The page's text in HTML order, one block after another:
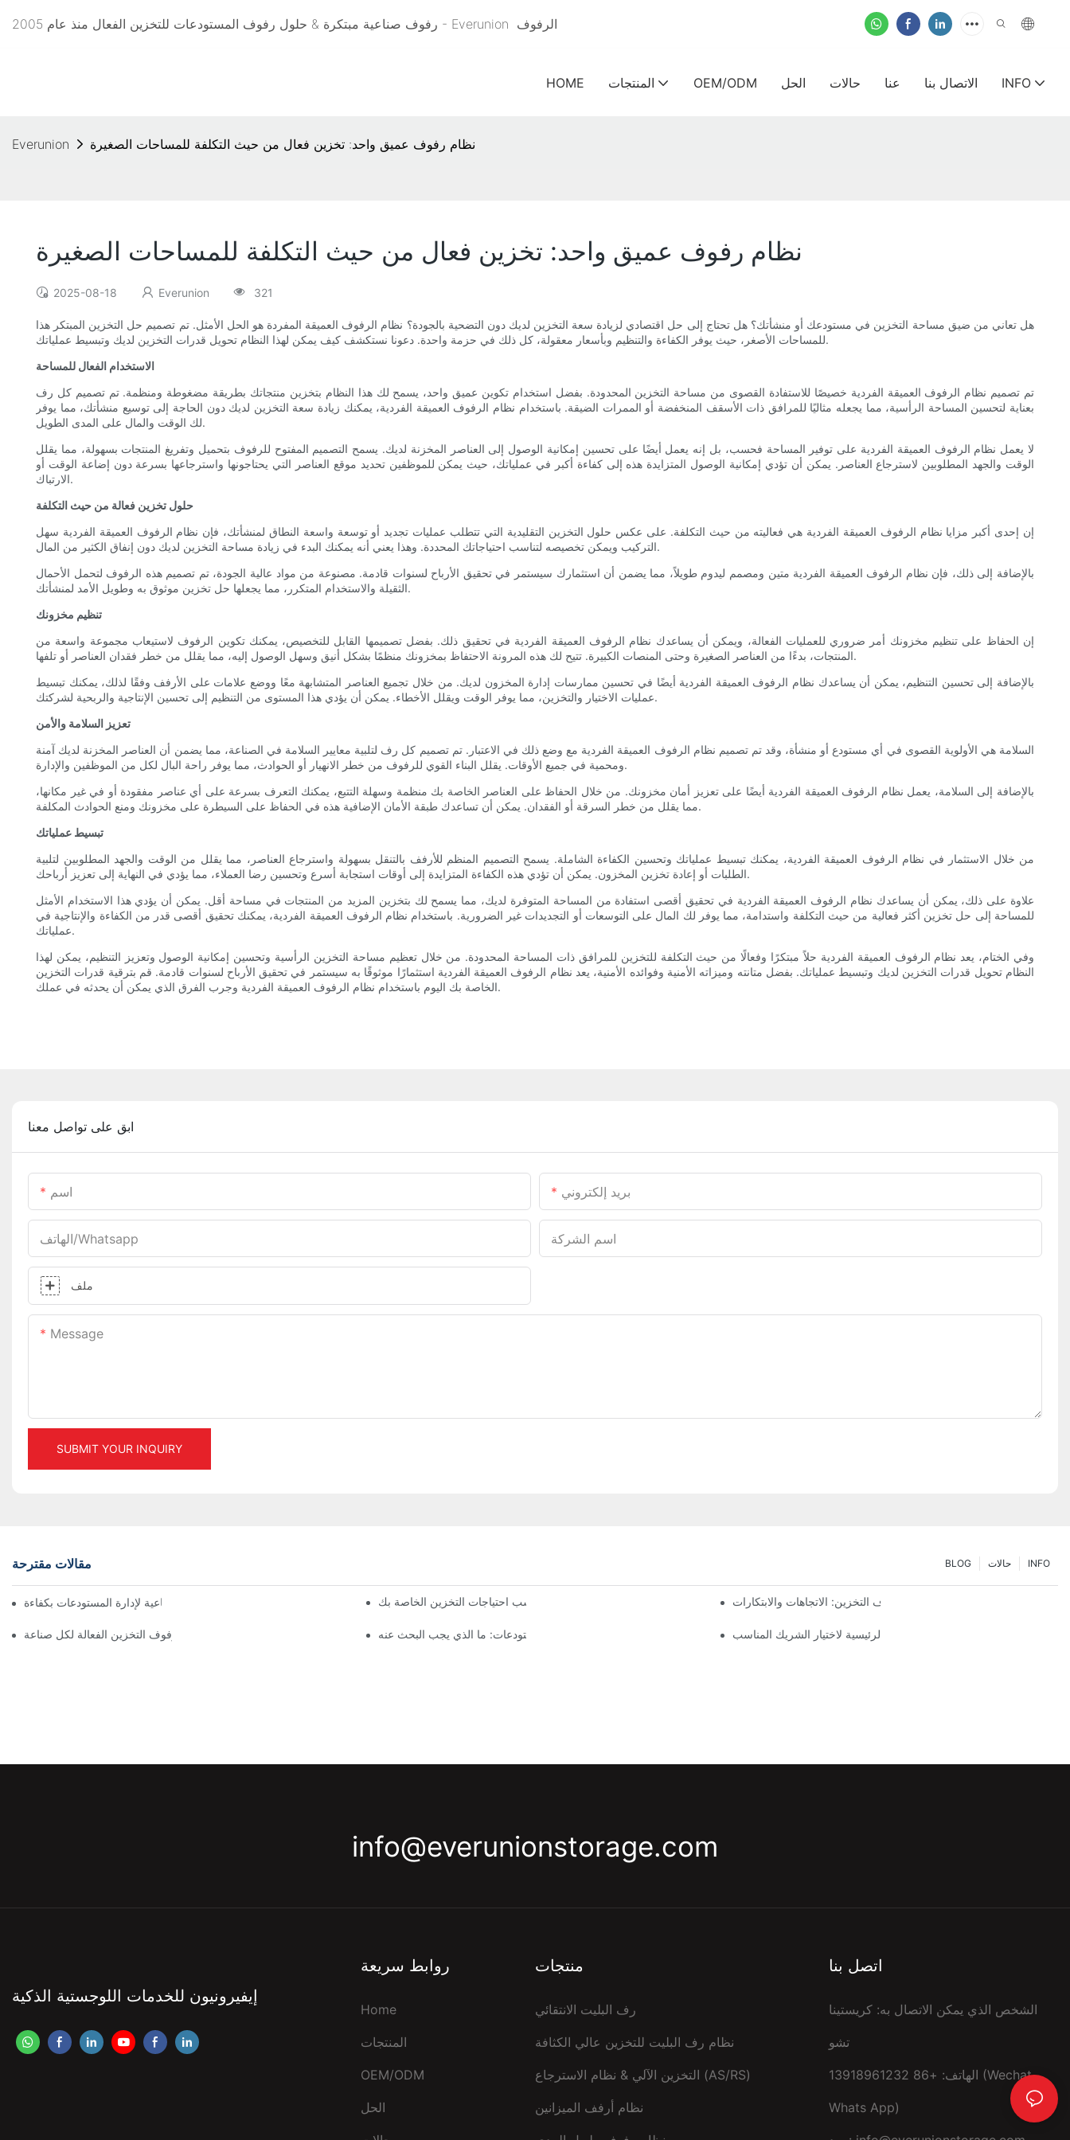
رفوف صناعية مبتكرة & حلول رفوف المستودعات للتخزين الفعال منذ عام 2005 - Everunion الرفوف
HOME المنتجات OEM/ODM الحل حالات عنا الاتصال بنا INFO
Everunion نظام رفوف عميق واحد: تخزين فعال من حيث التكلفة للمساحات الصغيرة
نظام رفوف عميق واحد: تخزين فعال من حيث التكلفة للمساحات الصغيرة
2025-08-18 Everunion 321
هل تعاني من ضيق مساحة التخزين في مستودعك أو منشأتك؟ هل تحتاج إلى حل اقتصادي لزيادة سعة التخزين لديك دون التضحية بالجودة؟ نظام الرفوف العميقة المفردة هو الحل الأمثل. تم تصميم حل التخزين المبتكر هذا
للمساحات الأصغر، حيث يوفر الكفاءة والتنظيم وبأسعار معقولة، كل ذلك في حزمة واحدة. دعونا نستكشف كيف يمكن لهذا النظام تحويل قدرات التخزين لديك وتبسيط عملياتك.
الاستخدام الفعال للمساحة
تم تصميم نظام الرفوف العميقة الفردية خصيصًا للاستفادة القصوى من مساحة التخزين المحدودة. بفضل استخدام تكوين عميق واحد، يسمح لك هذا النظام بتخزين منتجاتك بطريقة مضغوطة ومنظمة. تم تصميم كل رف
بعناية لتحسين المساحة الرأسية، مما يجعله مثاليًا للمرافق ذات الأسقف المنخفضة أو الممرات الضيقة. باستخدام نظام الرفوف العميقة الفردية، يمكنك زيادة سعة التخزين لديك دون الحاجة إلى توسيع منشأتك، مما يوفر
لك الوقت والمال على المدى الطويل.
لا يعمل نظام الرفوف العميقة الفردية على توفير المساحة فحسب، بل إنه يعمل أيضًا على تحسين إمكانية الوصول إلى العناصر المخزنة لديك. يسمح التصميم المفتوح للرفوف بتحميل وتفريغ المنتجات بسهولة، مما يقلل
الوقت والجهد المطلوبين لاسترجاع العناصر. يمكن أن تؤدي إمكانية الوصول المتزايدة هذه إلى كفاءة أكبر في عملياتك، حيث يمكن للموظفين تحديد موقع العناصر التي يحتاجونها واسترجاعها بسرعة دون إضاعة الوقت أو
الارتباك.
حلول تخزين فعالة من حيث التكلفة
إن إحدى أكبر مزايا نظام الرفوف العميقة الفردية هي فعاليته من حيث التكلفة. على عكس حلول التخزين التقليدية التي تتطلب عمليات تجديد أو توسعة واسعة النطاق لمنشأتك، فإن نظام الرفوف العميقة الفردية سهل
التركيب ويمكن تخصيصه لتناسب احتياجاتك المحددة. وهذا يعني أنه يمكنك البدء في زيادة مساحة التخزين لديك دون إنفاق الكثير من المال.
بالإضافة إلى ذلك، فإن نظام الرفوف العميقة الفردية متين ومصمم ليدوم طويلاً، مما يضمن أن استثمارك سيستمر في تحقيق الأرباح لسنوات قادمة. مصنوعة من مواد عالية الجودة، تم تصميم هذه الرفوف لتحمل الأحمال
الثقيلة والاستخدام المتكرر، مما يجعلها حل تخزين موثوق به وطويل الأمد لمنشأتك.
تنظيم مخزونك
إن الحفاظ على تنظيم مخزونك أمر ضروري للعمليات الفعالة، ويمكن أن يساعدك نظام الرفوف العميقة الفردية في تحقيق ذلك. بفضل تصميمها القابل للتخصيص، يمكنك تكوين الرفوف لاستيعاب مجموعة واسعة من
المنتجات، بدءًا من العناصر الصغيرة وحتى المنصات الكبيرة. تتيح لك هذه المرونة الاحتفاظ بمخزونك منظمًا بشكل أنيق وسهل الوصول إليه، مما يقلل من خطر فقدان العناصر أو تلفها.
بالإضافة إلى تحسين التنظيم، يمكن أن يساعدك نظام الرفوف العميقة الفردية أيضًا في تحسين ممارسات إدارة المخزون لديك. من خلال تجميع العناصر المتشابهة معًا ووضع علامات على الأرفف وفقًا لذلك، يمكنك تبسيط
عمليات الاختيار والتخزين، مما يوفر الوقت ويقلل الأخطاء. يمكن أن يؤدي هذا المستوى من التنظيم إلى تحسين الإنتاجية والربحية لشركتك.
تعزيز السلامة والأمن
السلامة هي الأولوية القصوى في أي مستودع أو منشأة، وقد تم تصميم نظام الرفوف العميقة الفردية مع وضع ذلك في الاعتبار. تم تصميم كل رف لتلبية معايير السلامة في الصناعة، مما يضمن أن العناصر المخزنة لديك آمنة
ومحمية في جميع الأوقات. يقلل البناء القوي للرفوف من خطر الانهيار أو الحوادث، مما يوفر راحة البال لكل من الموظفين والإدارة.
بالإضافة إلى السلامة، يعمل نظام الرفوف العميقة الفردية أيضًا على تعزيز أمان مخزونك. من خلال الحفاظ على العناصر الخاصة بك منظمة وسهلة التتبع، يمكنك التعرف بسرعة على أي عناصر مفقودة أو في غير مكانها،
مما يقلل من خطر السرقة أو الفقدان. يمكن أن تساعدك طبقة الأمان الإضافية هذه في الحفاظ على السيطرة على مخزونك ومنع الحوادث المكلفة.
تبسيط عملياتك
من خلال الاستثمار في نظام الرفوف العميقة الفردية، يمكنك تبسيط عملياتك وتحسين الكفاءة الشاملة. يسمح التصميم المنظم للأرفف بالتنقل بسهولة واسترجاع العناصر، مما يقلل من الوقت والجهد المطلوبين لتلبية
الطلبات أو إعادة تخزين المخزون. يمكن أن تؤدي هذه الكفاءة المتزايدة إلى أوقات استجابة أسرع وتحسين رضا العملاء، مما يؤدي في النهاية إلى تعزيز أرباحك.
علاوة على ذلك، يمكن أن يساعدك نظام الرفوف العميقة الفردية في تحقيق أقصى استفادة من المساحة المتوفرة لديك، مما يسمح لك بتخزين المزيد من المنتجات في مساحة أقل. يمكن أن يؤدي هذا الاستخدام الأمثل
للمساحة إلى حل تخزين أكثر فعالية من حيث التكلفة واستدامة، مما يوفر لك المال على التوسعات أو التجديدات غير الضرورية. باستخدام نظام الرفوف العميقة الفردية، يمكنك تحقيق أقصى قدر من الكفاءة والإنتاجية في
عملياتك.
وفي الختام، يعد نظام الرفوف العميقة الفردية حلاً مبتكرًا وفعالًا من حيث التكلفة للتخزين للمرافق ذات المساحة المحدودة. من خلال تعظيم مساحة التخزين الرأسية وتحسين إمكانية الوصول وتعزيز التنظيم، يمكن لهذا
النظام تحويل قدرات التخزين لديك وتبسيط عملياتك. بفضل متانته وميزاته الأمنية وفوائده الأمنية، يعد نظام الرفوف العميقة الفردية استثمارًا موثوقًا به سيستمر في تحقيق الأرباح لسنوات قادمة. قم بترقية قدرات التخزين
الخاصة بك اليوم باستخدام نظام الرفوف العميقة الفردية وجرب الفرق الذي يمكن أن يحدثه في عملك.
ابق على تواصل معنا
اسم بريد إلكتروني
الهاتف/whatsapp اسم الشركة
ملف
Message
SUBMIT YOUR INQUIRY
مقالات مقترحة INFO حالات BLOG
أفضل حلول رفوف التخزين الصناعية لإدارة المستودعات بكفاءة خيارات رفوف التخزين المخصصة: تصميم يناسب احتياجات التخزين الخاصة بك مستقبل حلول رفوف التخزين: الاتجاهات والابتكارات
استكشاف حلول رفوف التخزين الفعالة لكل صناعة موردو رفوف المستودعات: ما الذي يجب البحث عنه مورد أنظمة الرفوف: العوامل الرئيسية لاختيار الشريك المناسب
info@everunionstorage.com
روابط سريعة
Home
المنتجات
OEM/ODM
الحل
منتجات
رف البليت الانتقائي
نظام رف البليت للتخزين عالي الكثافة
التخزين الآلي & نظام الاسترجاع (AS/RS)
نظام أرفف الميزانين
اتصل بنا
الشخص الذي يمكن الاتصال به: كريستينا
تشو
الهاتف: +86 13918961232 (Wechat،
Whats App)